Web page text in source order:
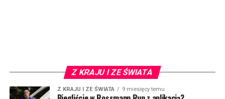
Z KRAJU I ZE ŚWIATA
Z KRAJU I ZE ŚWIATA 9 miesięcy temu